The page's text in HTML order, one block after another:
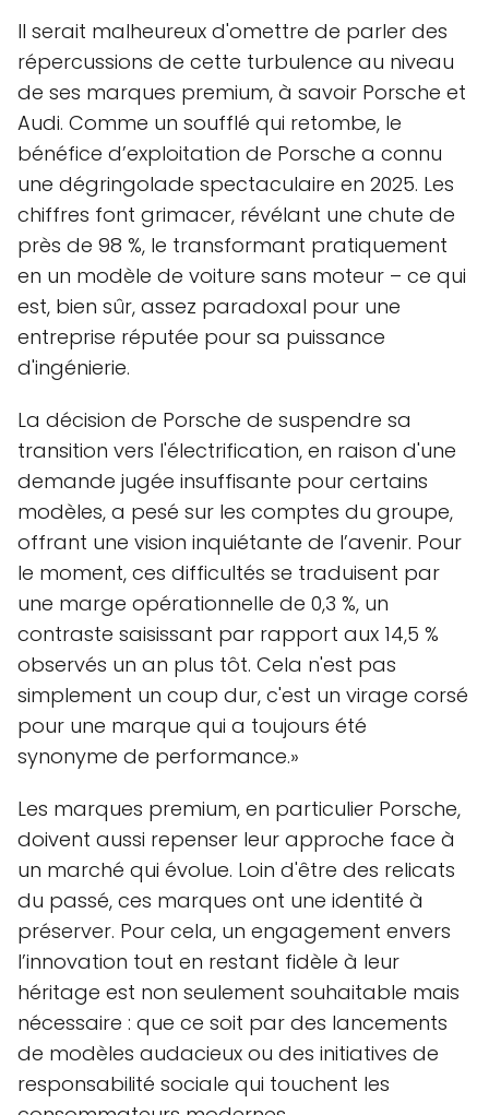
Il serait malheureux d'omettre de parler des
répercussions de cette turbulence au niveau
de ses marques premium, à savoir Porsche et
Audi. Comme un soufflé qui retombe, le
bénéfice d’exploitation de Porsche a connu
une dégringolade spectaculaire en 2025. Les
chiffres font grimacer, révélant une chute de
près de 98 %, le transformant pratiquement
en un modèle de voiture sans moteur – ce qui
est, bien sûr, assez paradoxal pour une
entreprise réputée pour sa puissance
d'ingénierie.
La décision de Porsche de suspendre sa
transition vers l'électrification, en raison d'une
demande jugée insuffisante pour certains
modèles, a pesé sur les comptes du groupe,
offrant une vision inquiétante de l’avenir. Pour
le moment, ces difficultés se traduisent par
une marge opérationnelle de 0,3 %, un
contraste saisissant par rapport aux 14,5 %
observés un an plus tôt. Cela n'est pas
simplement un coup dur, c'est un virage corsé
pour une marque qui a toujours été
synonyme de performance.»
Les marques premium, en particulier Porsche,
doivent aussi repenser leur approche face à
un marché qui évolue. Loin d'être des relicats
du passé, ces marques ont une identité à
préserver. Pour cela, un engagement envers
l’innovation tout en restant fidèle à leur
héritage est non seulement souhaitable mais
nécessaire : que ce soit par des lancements
de modèles audacieux ou des initiatives de
responsabilité sociale qui touchent les